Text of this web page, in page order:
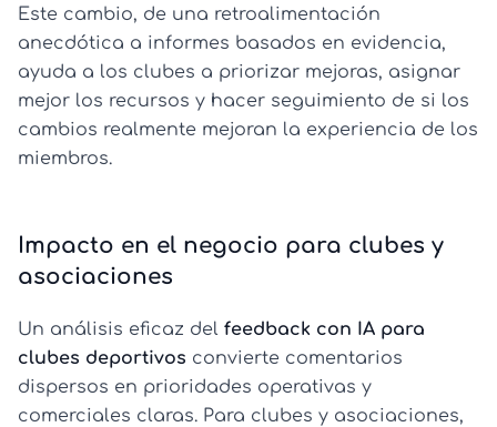
Este cambio, de una retroalimentación
anecdótica a informes basados en evidencia,
ayuda a los clubes a priorizar mejoras, asignar
mejor los recursos y hacer seguimiento de si los
cambios realmente mejoran la experiencia de los
miembros.
Impacto en el negocio para clubes y
asociaciones
Un análisis eficaz del feedback con IA para
clubes deportivos convierte comentarios
dispersos en prioridades operativas y
comerciales claras. Para clubes y asociaciones,